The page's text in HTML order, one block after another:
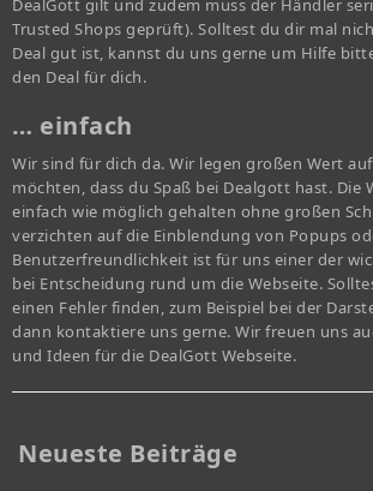
DealGott gilt und zudem muss der Händler
Trusted Shops geprüft). Solltest du dir mal
Deal gut ist, kannst du uns gerne um Hilfe
den Deal für dich.
… einfach
Wir sind für dich da. Wir legen großen Wert
möchten, dass du Spaß bei Dealgott hast. Die
einfach wie möglich gehalten ohne großen
verzichten auf die Einblendung von Popups
Benutzerfreundlichkeit ist für uns einer der
bei Entscheidung rund um die Webseite.
einen Fehler finden, zum Beispiel bei der
dann kontaktiere uns gerne. Wir freuen uns
und Ideen für die DealGott Webseite.
Neueste Beiträge